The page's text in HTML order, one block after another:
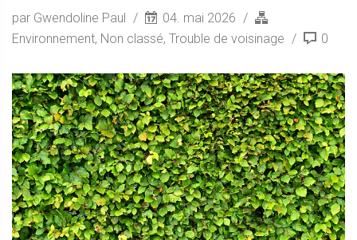
par Gwendoline Paul
04. mai 2026
Environnement, Non classé, Trouble de voisinage 0